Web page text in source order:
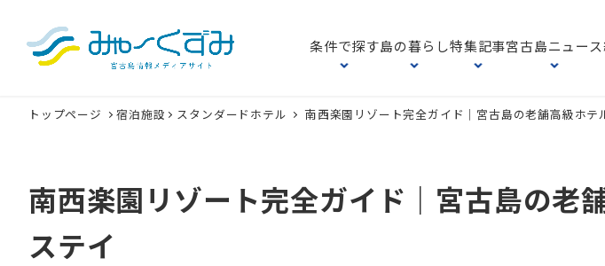
条件で探す島の暮らし特集記事宮古島ニュース
トップページ 宿泊施設 スタンダードホテル 南西楽園リゾート完全ガイド｜宮古島の老舗高級ホテ
南西楽園リゾート完全ガイド｜宮古島の老
ステイ